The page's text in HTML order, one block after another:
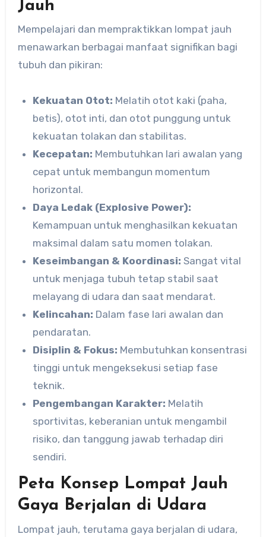
Jauh
Mempelajari dan mempraktikkan lompat jauh
menawarkan berbagai manfaat signifikan bagi
tubuh dan pikiran:
Kekuatan Otot: Melatih otot kaki (paha,
betis), otot inti, dan otot punggung untuk
kekuatan tolakan dan stabilitas.
Kecepatan: Membutuhkan lari awalan yang
cepat untuk membangun momentum
horizontal.
Daya Ledak (Explosive Power):
Kemampuan untuk menghasilkan kekuatan
maksimal dalam satu momen tolakan.
Keseimbangan & Koordinasi: Sangat vital
untuk menjaga tubuh tetap stabil saat
melayang di udara dan saat mendarat.
Kelincahan: Dalam fase lari awalan dan
pendaratan.
Disiplin & Fokus: Membutuhkan konsentrasi
tinggi untuk mengeksekusi setiap fase
teknik.
Pengembangan Karakter: Melatih
sportivitas, keberanian untuk mengambil
risiko, dan tanggung jawab terhadap diri
sendiri.
Peta Konsep Lompat Jauh
Gaya Berjalan di Udara
Lompat jauh, terutama gaya berjalan di udara,